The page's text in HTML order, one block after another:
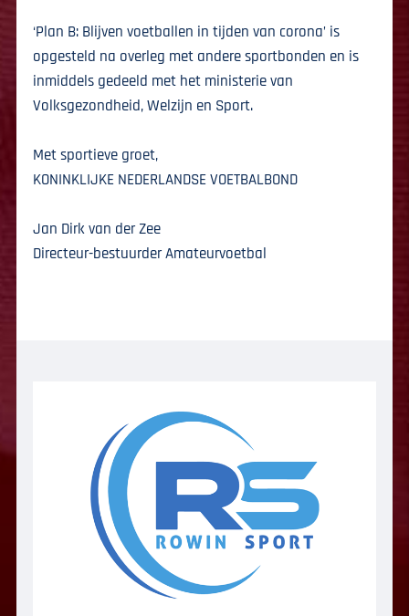
‘Plan B: Blijven voetballen in tijden van corona’ is
opgesteld na overleg met andere sportbonden en is
inmiddels gedeeld met het ministerie van
Volksgezondheid, Welzijn en Sport.
Met sportieve groet,
KONINKLIJKE NEDERLANDSE VOETBALBOND
Jan Dirk van der Zee
Directeur-bestuurder Amateurvoetbal